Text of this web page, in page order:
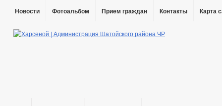
Новости Фотоальбом Прием граждан Контакты Карта